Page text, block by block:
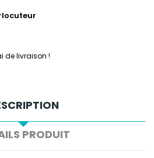
de livraison !
PRODUIT